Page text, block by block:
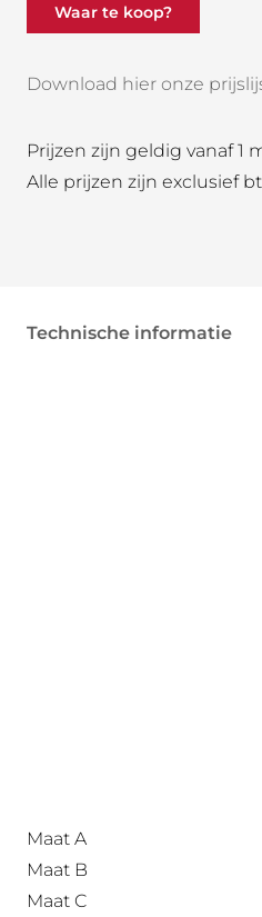
Waar te koop?
Download hier onze
Prijzen zijn geldig vanaf 1
Alle prijzen zijn exclusief
Technische informatie
Maat A
Maat B
Maat C